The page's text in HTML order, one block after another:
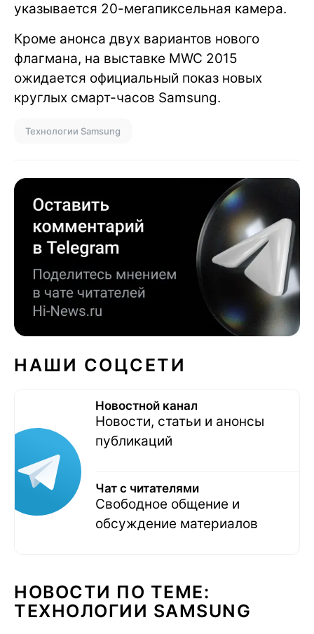
указывается 20-мегапиксельная камера.
Кроме анонса двух вариантов нового
флагмана, на выставке MWC 2015
ожидается официальный показ новых
круглых смарт-часов Samsung.
Технологии Samsung
НАШИ СОЦСЕТИ
Новостной канал
Новости, статьи и анонсы
публикаций
Чат с читателями
Свободное общение и
обсуждение материалов
НОВОСТИ ПО ТЕМЕ:
ТЕХНОЛОГИИ SAMSUNG